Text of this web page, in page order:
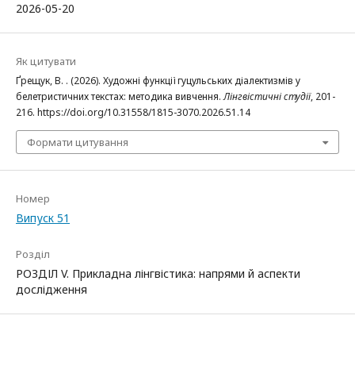
2026-05-20
Як цитувати
Ґрещук, В. . (2026). Художні функції гуцульських діалектизмів у
белетристичних текстах: методика вивчення.Лінгвістичні студії, 201-
216. https://doi.org/10.31558/1815-3070.2026.51.14
Формати цитування
Номер
Випуск 51
Розділ
РОЗДІЛ V. Прикладна лінгвістика: напрями й аспекти
дослідження